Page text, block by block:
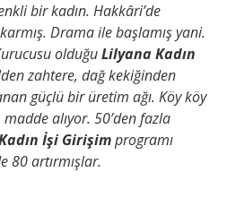
bir kadın. Hakkâri’de
Drama ile başlamış yani.
olduğuLilyana Kadın
zahtere, dağ kekiğinden
güçlü bir üretim ağı. Köy köy
alıyor. 50’den fazla
İşi Girişimprogramı
80 artırmışlar.